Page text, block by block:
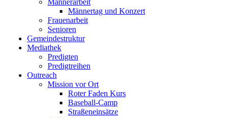
Männerarbeit
Männertag und Konzert
Frauenarbeit
Senioren
Gemeindestruktur
Mediathek
Predigten
Predigtreihen
Outreach
Mission vor Ort
Roter Faden Kurs
Baseball-Camp
Straßeneinsätze